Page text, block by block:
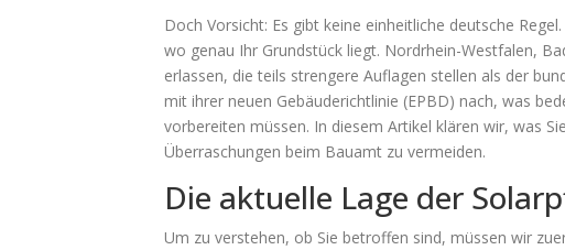
Doch Vorsicht: Es gibt keine einheitliche deutsche
wo genau Ihr Grundstück liegt. Nordrhein-Westfalen,
erlassen, die teils strengere Auflagen stellen als der
mit ihrer neuen Gebäuderichtlinie (EPBD) nach, was
vorbereiten müssen. In diesem Artikel klären wir, was
Überraschungen beim Bauamt zu vermeiden.
Die aktuelle Lage der
Um zu verstehen, ob Sie betroffen sind, müssen wir